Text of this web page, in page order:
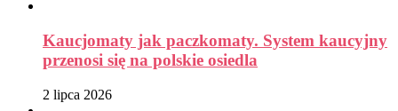
Kaucjomaty jak paczkomaty. System kaucyjny
przenosi się na polskie osiedla
2 lipca 2026